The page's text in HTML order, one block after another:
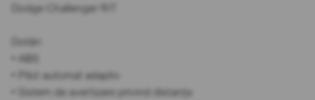
Dodge Challenger R/T
Dotări:
• ABS
• Pilot automat adaptiv
• Sistem de avertizare privind distanța